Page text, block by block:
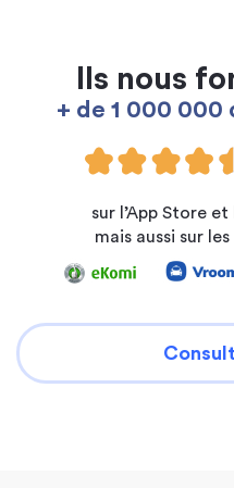
Ils nous
+ de 1 000 000
sur l’App Store
mais aussi sur